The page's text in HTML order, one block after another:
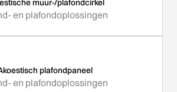
muur-/plafondcirkel
en plafondoplossingen
plafondpaneel
en plafondoplossingen